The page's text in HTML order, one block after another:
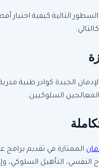
التالية كيفية
الجيدة كوادر طبية
السلوكيين.
الممتازة في تقديم برامج
التأهيل السلوكي،